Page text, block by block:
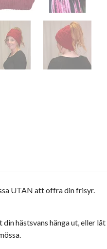
UTAN att offra din frisyr.
hästsvans hänga ut, eller